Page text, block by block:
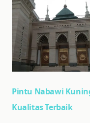
Pintu Nabawi
Kualitas Terbaik